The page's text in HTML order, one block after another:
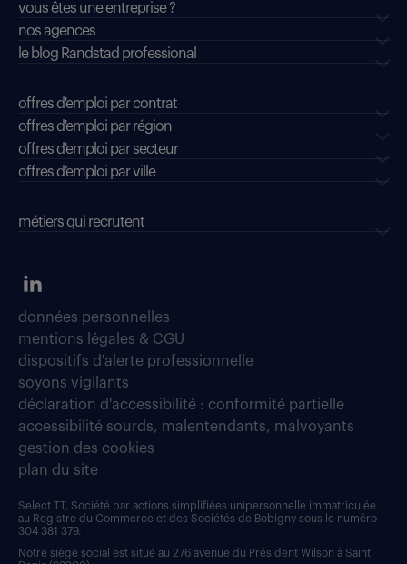
vous êtes une entreprise ?
nos agences
le blog Randstad professional
offres d'emploi par contrat
offres d'emploi par région
offres d'emploi par secteur
offres d’emploi par ville
métiers qui recrutent
données personnelles
mentions légales & CGU
dispositifs d'alerte professionnelle
soyons vigilants
déclaration d'accessibilité : conformité partielle
accessibilité sourds, malentendants, malvoyants
gestion des cookies
plan du site
Select TT, Société par actions simplifiées unipersonnelle immatriculée
au Registre du Commerce et des Sociétés de Bobigny sous le numéro
304 381 379.
Notre siège social est situé au 276 avenue du Président Wilson à Saint